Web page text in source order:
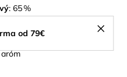
od 79€
: 65 %